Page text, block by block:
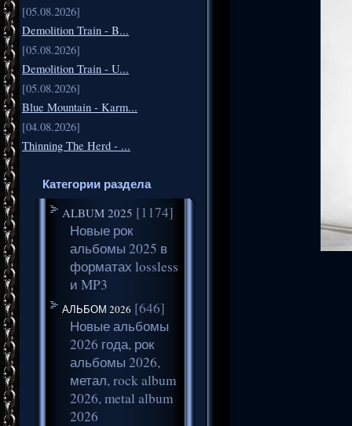
[05.08.2026]
Demolition Train - B...
[05.08.2026]
Demolition Train - U...
[05.08.2026]
Blue Mountain - Karm...
[04.08.2026]
Thinning The Herd - ...
Категории раздела
ALBUM 2025 [1174]
Новые рок
альбомы 2025 в
форматах lossless
и MP3
АЛЬБОМ 2026 [646]
Новые альбомы
2026 года, рок
альбомы 2026,
метал, rock album
2026, metal album
2026